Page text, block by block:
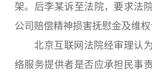
架。后李某诉至法院，要求法
公司赔偿精神损害抚慰金及维权
北京互联网法院经审理认为
络服务提供者是否应承担民事